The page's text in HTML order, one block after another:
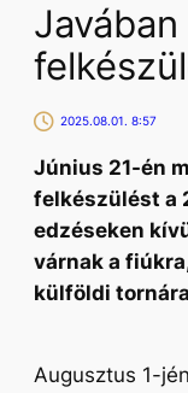
2025.08.01. 8:57
Június 21-én
felkészülést a
edzéseken
várnak a
külföldi
Augusztus 1-